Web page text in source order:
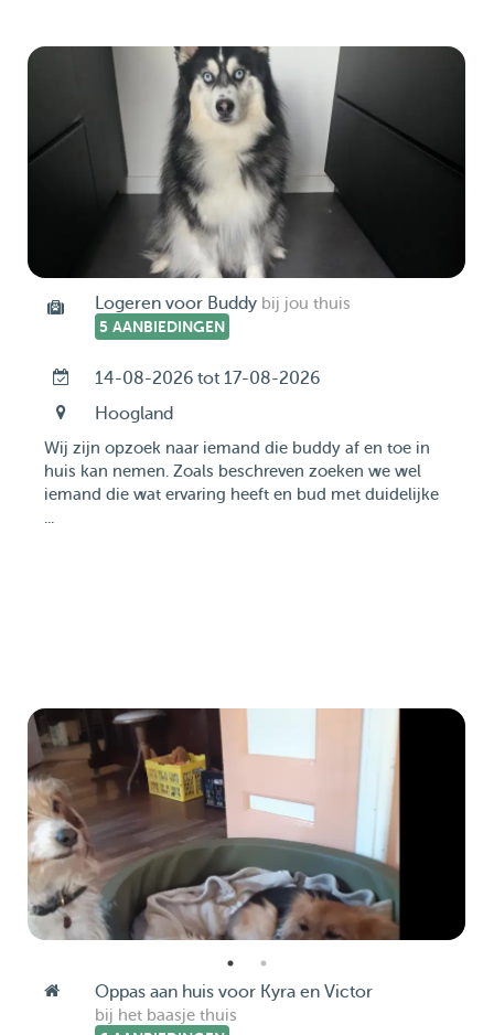
Logeren voor Buddy bij jou thuis
5 AANBIEDINGEN
14-08-2026 tot 17-08-2026
Hoogland
Wij zijn opzoek naar iemand die buddy af en toe in
huis kan nemen. Zoals beschreven zoeken we wel
iemand die wat ervaring heeft en bud met duidelijke
...
Oppas aan huis voor Kyra en Victor
bij het baasje thuis